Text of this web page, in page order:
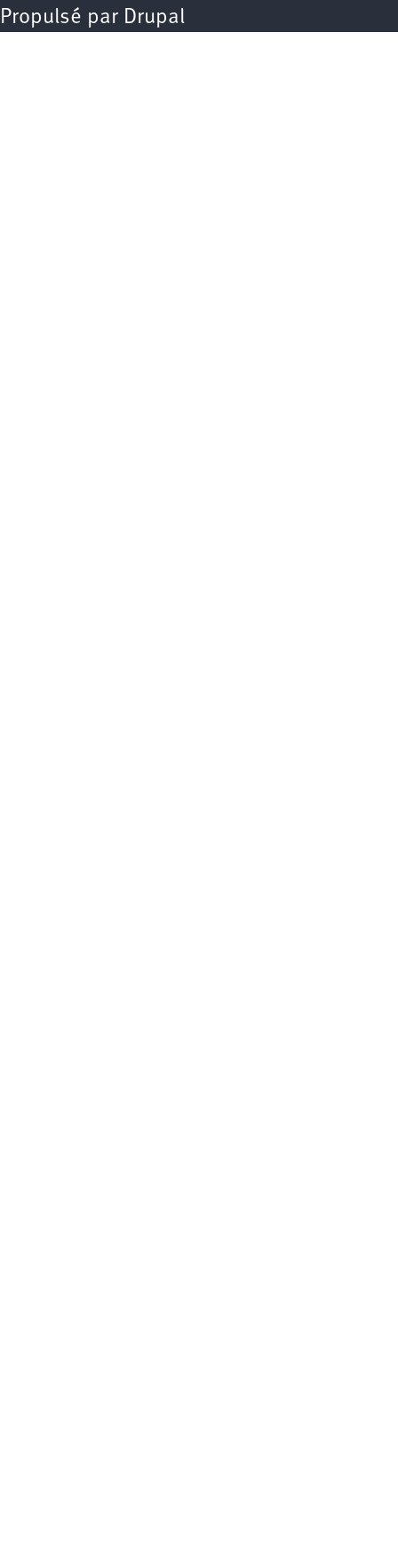
Propulsé par Drupal